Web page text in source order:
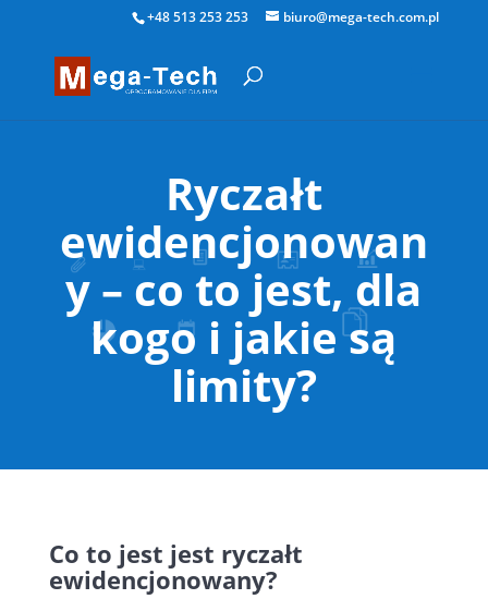
+48 513 253 253 biuro@mega-tech.com.pl
Ryczałt
ewidencjonowan
y – co to jest, dla
kogo i jakie są
limity?
Co to jest jest ryczałt
ewidencjonowany?